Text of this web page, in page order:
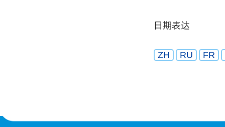
日期表达
ZH RU FR